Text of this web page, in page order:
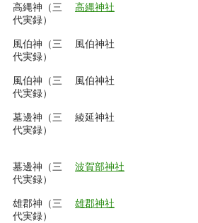
高縄神（三
代実録）
高縄神社
風伯神（三
代実録）
風伯神社
風伯神（三
代実録）
風伯神社
墓邊神（三
代実録）
綾延神社
墓邊神（三
代実録）
波賀部神社
雄郡神（三
代実録）
雄郡神社